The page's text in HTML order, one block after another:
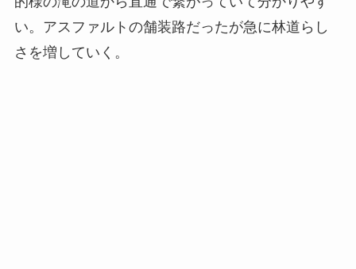
い。アスファルトの舗装路だったが急に林道らし
さを増していく。